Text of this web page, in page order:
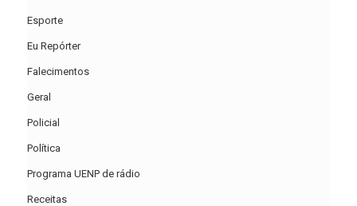
Esporte
Eu Repórter
Falecimentos
Geral
Policial
Política
Programa UENP de rádio
Receitas